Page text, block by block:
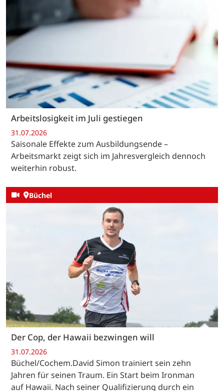
Arbeitslosigkeit im Juli gestiegen
31.07.2026
Saisonale Effekte zum Ausbildungsende –
Arbeitsmarkt zeigt sich im Jahresvergleich dennoch
weiterhin robust.
Büchel
Der Cop, der Hawaii bezwingen will
31.07.2026
Büchel/Cochem.David Simon trainiert sein zehn
Jahren für seinen Traum. Ein Start beim Ironman
auf Hawaii. Nach seiner Qualifizierung durch ein